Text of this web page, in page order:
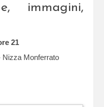
immagini,
21
Nizza Monferrato